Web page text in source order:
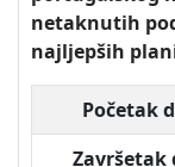
netaknutih
najljepših
Početak
Završetak